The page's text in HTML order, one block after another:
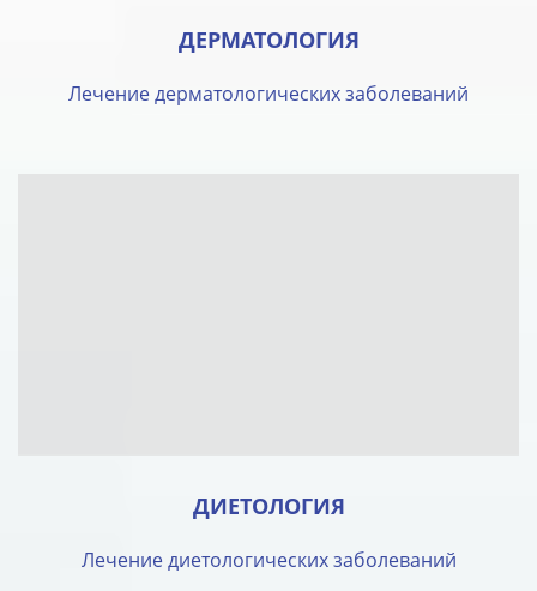
ДЕРМАТОЛОГИЯ
Лечение дерматологических заболеваний
ДИЕТОЛОГИЯ
Лечение диетологических заболеваний